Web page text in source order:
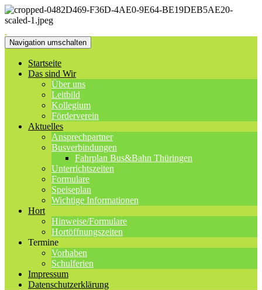
Navigation umschalten
Startseite
Das sind Wir
Über uns
Leitbild
Kollegium
Förderverein
Aktuelles
Ansprechpartner
Busverbindungen
Fahrplan Bus&Bahn Thüringen
Unterrichtszeiten
Formulare
Speiseplan
Wichtige Informationen
Hort
Hinweise/Formulare
Hortöffnungszeiten
Termine
Vorhaben
Schulferien
Impressum
Datenschutzerklärung